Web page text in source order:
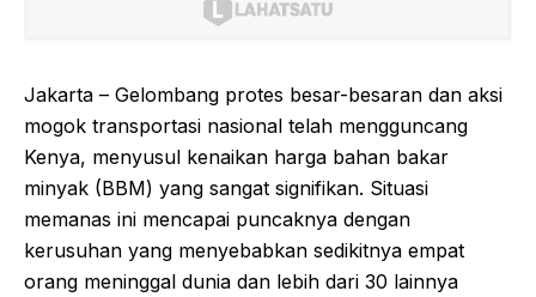
Jakarta – Gelombang protes besar-besaran dan aksi
mogok transportasi nasional telah mengguncang
Kenya, menyusul kenaikan harga bahan bakar
minyak (BBM) yang sangat signifikan. Situasi
memanas ini mencapai puncaknya dengan
kerusuhan yang menyebabkan sedikitnya empat
orang meninggal dunia dan lebih dari 30 lainnya